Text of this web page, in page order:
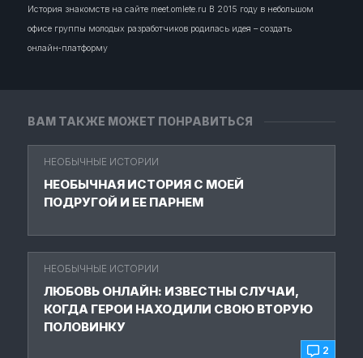
ВАМ ТАКЖЕ МОЖЕТ ПОНРАВИТЬСЯ
НЕОБЫЧНЫЕ ИСТОРИИ
НЕОБЫЧНАЯ ИСТОРИЯ С МОЕЙ
ПОДРУГОЙ И ЕЕ ПАРНЕМ
2
НЕОБЫЧНЫЕ ИСТОРИИ
ЛЮБОВЬ ОНЛАЙН: ИЗВЕСТНЫ СЛУЧАИ,
КОГДА ГЕРОИ НАХОДИЛИ СВОЮ ВТОРУЮ
ПОЛОВИНКУ
История знакомств на сайте meet.omlete.ru В 2015 году в небольшом
офисе группы молодых разработчиков родилась идея – создать
онлайн‑платформу